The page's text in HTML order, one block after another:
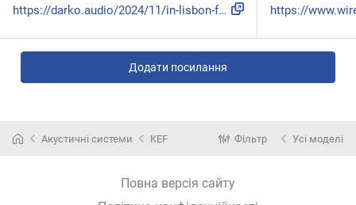
https://darko.audio/2024/11/in-lisbon-for-review-kefs-q-con...
Додати посилання
Акустичні системи KEF Фільтр Усі моделі
Повна версія сайту